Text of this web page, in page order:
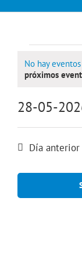
Eventos
en
28
mayo
,
2026
Aviso
No hay
próximos
28-05-
la
fecha.Día anterior